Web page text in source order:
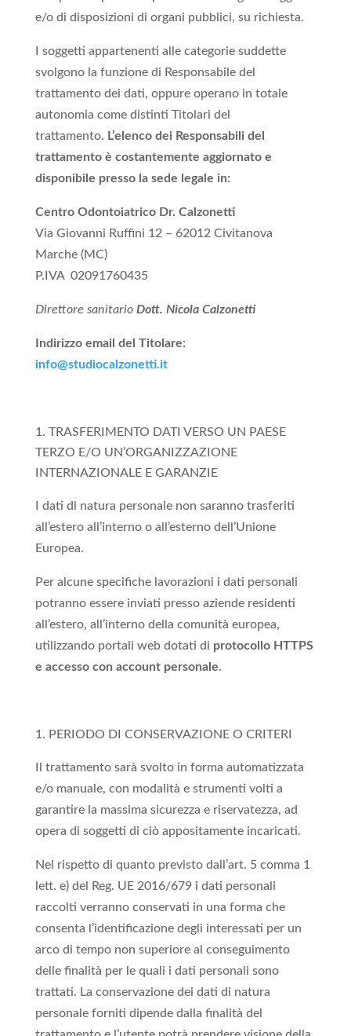
e/o di disposizioni di organi pubblici, su richiesta.
I soggetti appartenenti alle categorie suddette
svolgono la funzione di Responsabile del
trattamento dei dati, oppure operano in totale
autonomia come distinti Titolari del
trattamento. L’elenco dei Responsabili del
trattamento è costantemente aggiornato e
disponibile presso la sede legale in:
Centro Odontoiatrico Dr. Calzonetti
Via Giovanni Ruffini 12 – 62012 Civitanova
Marche (MC)
P.IVA 02091760435
Direttore sanitarioDott. Nicola Calzonetti
Indirizzo email del Titolare:
info@studiocalzonetti.it
TRASFERIMENTO DATI VERSO UN PAESE
TERZO E/O UN’ORGANIZZAZIONE
INTERNAZIONALE E GARANZIE
I dati di natura personale non saranno trasferiti
all’estero all’interno o all’esterno dell’Unione
Europea.
Per alcune specifiche lavorazioni i dati personali
potranno essere inviati presso aziende residenti
all’estero, all’interno della comunità europea,
utilizzando portali web dotati di protocollo HTTPS
e accesso con account personale.
PERIODO DI CONSERVAZIONE O CRITERI
Il trattamento sarà svolto in forma automatizzata
e/o manuale, con modalità e strumenti volti a
garantire la massima sicurezza e riservatezza, ad
opera di soggetti di ciò appositamente incaricati.
Nel rispetto di quanto previsto dall’art. 5 comma 1
lett. e) del Reg. UE 2016/679 i dati personali
raccolti verranno conservati in una forma che
consenta l’identificazione degli interessati per un
arco di tempo non superiore al conseguimento
delle finalità per le quali i dati personali sono
trattati. La conservazione dei dati di natura
personale forniti dipende dalla finalità del